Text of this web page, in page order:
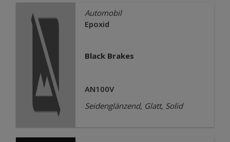
Automobil
Epoxid
Black Brakes
AN100V
Seidenglänzend, Glatt, Solid